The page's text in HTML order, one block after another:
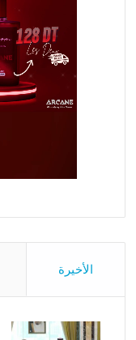
الأخيرة